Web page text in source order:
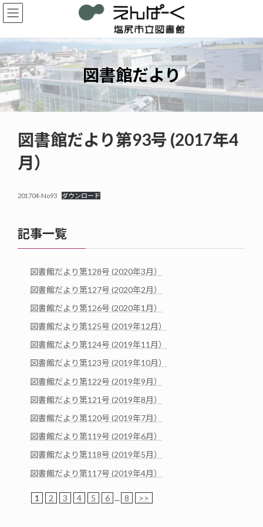
コ
ン
ン
ツ
へ
ス
キ
ッ
プ
ナ
ビ
ー
シ
ョ
ン
に
移
動
図書館だより
図書館だより第93号 (2017年4
月）
201704-No93 ダウンロード
記事一覧
図書館だより第128号 (2020年3月）
図書館だより第127号 (2020年2月）
図書館だより第126号 (2020年1月）
図書館だより第125号 (2019年12月）
図書館だより第124号 (2019年11月）
図書館だより第123号 (2019年10月）
図書館だより第122号 (2019年9月）
図書館だより第121号 (2019年8月）
図書館だより第120号 (2019年7月）
図書館だより第119号 (2019年6月）
図書館だより第118号 (2019年5月）
図書館だより第117号 (2019年4月）
1 2 3 4 5 6 ... 8 >>